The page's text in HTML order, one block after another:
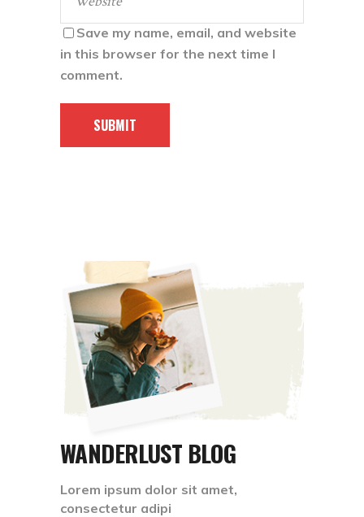
Save my name, email, and website
in this browser for the next time I
comment.
SUBMIT
WANDERLUST BLOG
Lorem ipsum dolor sit amet,
consectetur adipi